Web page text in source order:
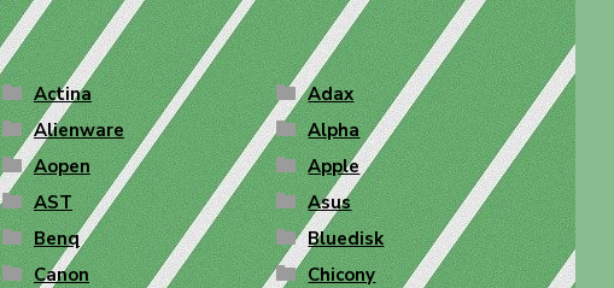
Actina
Adax
Alienware
Alpha
Aopen
Apple
AST
Asus
Benq
Bluedisk
Canon
Chicony